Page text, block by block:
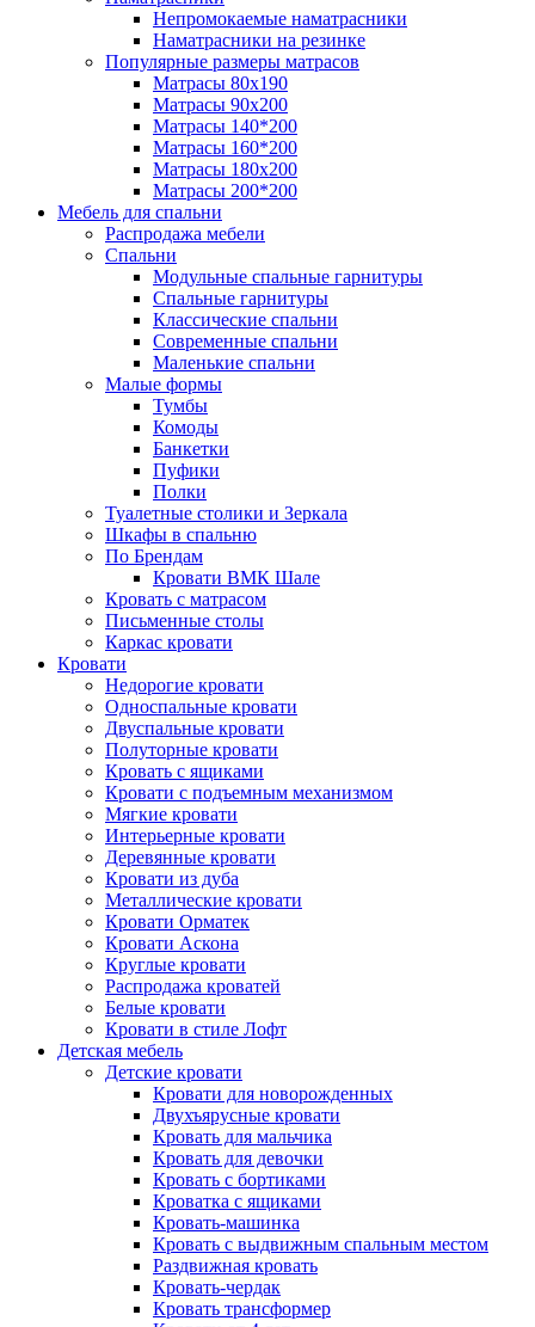
Непромокаемые наматрасники
Наматрасники на резинке
Популярные размеры матрасов
Матрасы 80x190
Матрасы 90x200
Матрасы 140*200
Матрасы 160*200
Матрасы 180x200
Матрасы 200*200
Мебель для спальни
Распродажа мебели
Спальни
Модульные спальные гарнитуры
Спальные гарнитуры
Классические спальни
Современные спальни
Маленькие спальни
Малые формы
Тумбы
Комоды
Банкетки
Пуфики
Полки
Туалетные столики и Зеркала
Шкафы в спальню
По Брендам
Кровати ВМК Шале
Кровать с матрасом
Письменные столы
Каркас кровати
Кровати
Недорогие кровати
Односпальные кровати
Двуспальные кровати
Полуторные кровати
Кровать с ящиками
Кровати с подъемным механизмом
Мягкие кровати
Интерьерные кровати
Деревянные кровати
Кровати из дуба
Металлические кровати
Кровати Орматек
Кровати Аскона
Круглые кровати
Распродажа кроватей
Белые кровати
Кровати в стиле Лофт
Детская мебель
Детские кровати
Кровати для новорожденных
Двухъярусные кровати
Кровать для мальчика
Кровать для девочки
Кровать с бортиками
Кроватка с ящиками
Кровать-машинка
Кровать с выдвижным спальным местом
Раздвижная кровать
Кровать-чердак
Кровать трансформер